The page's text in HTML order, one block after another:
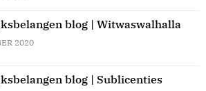
blog | Witwaswalhalla
2020
blog | Sublicenties